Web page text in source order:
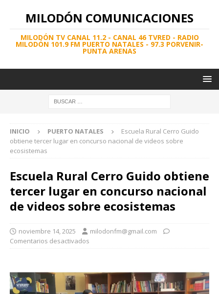
MILODÓN COMUNICACIONES
MILODÓN TV CANAL 11.2 - CANAL 46 TVRED - RADIO
MILODÓN 101.9 FM PUERTO NATALES - 97.3 PORVENIR-
PUNTA ARENAS
INICIO PUERTO NATALES
Escuela Rural Cerro Guido
obtiene tercer lugar en concurso nacional de videos sobre
ecosistemas
Escuela Rural Cerro Guido obtiene
tercer lugar en concurso nacional
de videos sobre ecosistemas
noviembre 14, 2025
milodonfm@gmail.com
Comentarios desactivados